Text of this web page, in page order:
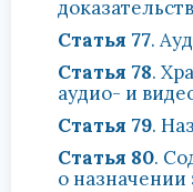
Статья 77.
Статья 78.
аудио- и
Статья 79.
Статья 80.
о назначении